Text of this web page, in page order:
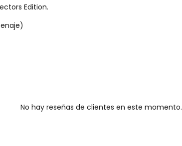
Edition.
No hay reseñas de clientes en este momento.